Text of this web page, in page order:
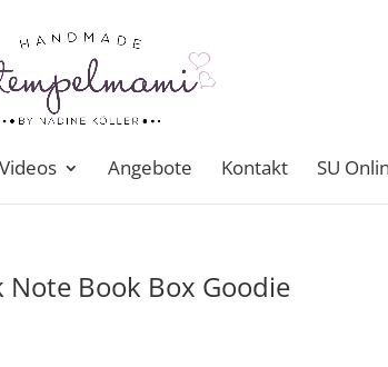
Videos Angebote Kontakt SU
Book Box Goodie